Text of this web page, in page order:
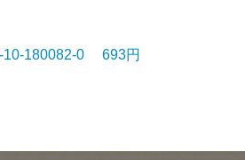
10-180082-0 693円